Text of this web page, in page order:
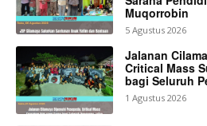
Muqorrobin
5 Agustus 2026
Jalanan
Critical Mass
bagi Seluruh
1 Agustus 2026